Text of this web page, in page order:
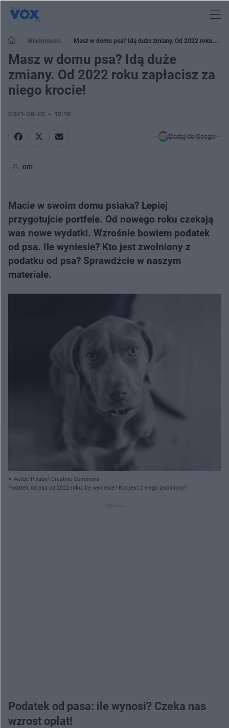
Wiadomości
Masz w domu psa? Idą duże zmiany. Od 2022 roku
zapłacisz za niego krocie!
Masz w domu psa? Idą duże
zmiany. Od 2022 roku zapłacisz za
niego krocie!
2021-08-23 12:18
Dodaj do Google
nm
Macie w swoim domu psiaka? Lepiej
przygotujcie portfele. Od nowego roku czekają
was nowe wydatki. Wzrośnie bowiem podatek
od psa. Ile wyniesie? Kto jest zwolniony z
podatku od psa? Sprawdźcie w naszym
materiale.
Autor: Pixaby/ Creative Commons
Podatek od psa od 2022 roku. Ile wyniesie? Kto jest z niego zwolniony?
Podatek od pasa: ile wynosi? Czeka nas
wzrost opłat!